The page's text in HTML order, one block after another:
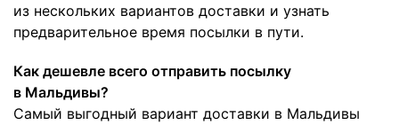
из нескольких вариантов доставки и узнать
предварительное время посылки в пути.
Как дешевле всего отправить посылку
в Мальдивы?
Самый выгодный вариант доставки в Мальдивы